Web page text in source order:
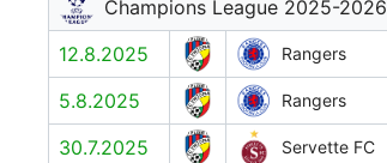
Champions League 2025-2026
12.8.2025
Rangers
5.8.2025 Rangers
30.7.2025
Servette FC